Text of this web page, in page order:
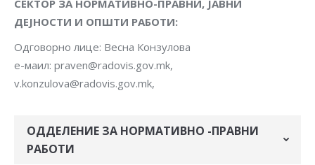
СЕКТОР ЗА НОРМАТИВНО-ПРАВНИ, ЈАВНИ
ДЕЈНОСТИ И ОПШТИ РАБОТИ:
Одговорно лице: Весна Конзулова
е-маил: praven@radovis.gov.mk,
v.konzulova@radovis.gov.mk,
ОДДЕЛЕНИЕ ЗА НОРМАТИВНО -ПРАВНИ
РАБОТИ